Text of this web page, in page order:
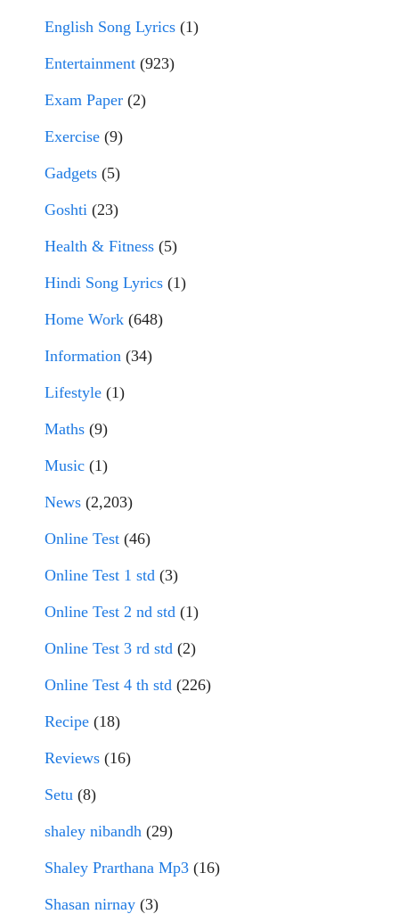
English Song Lyrics (1)
Entertainment (923)
Exam Paper (2)
Exercise (9)
Gadgets (5)
Goshti (23)
Health & Fitness (5)
Hindi Song Lyrics (1)
Home Work (648)
Information (34)
Lifestyle (1)
Maths (9)
Music (1)
News (2,203)
Online Test (46)
Online Test 1 std (3)
Online Test 2 nd std (1)
Online Test 3 rd std (2)
Online Test 4 th std (226)
Recipe (18)
Reviews (16)
Setu (8)
shaley nibandh (29)
Shaley Prarthana Mp3 (16)
Shasan nirnay (3)